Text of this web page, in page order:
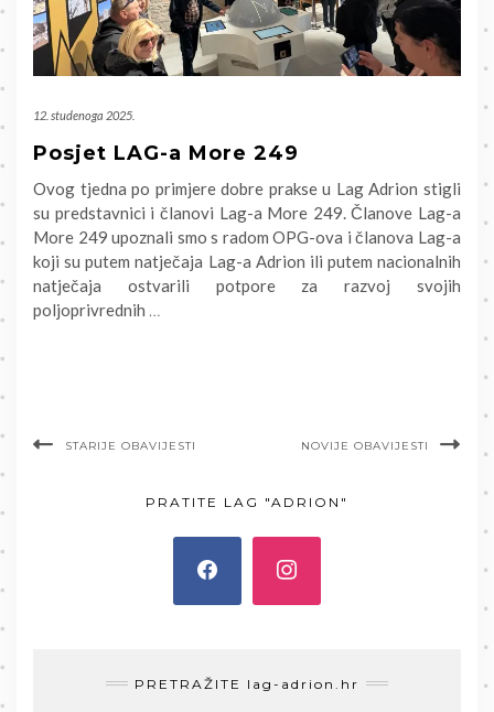
12. studenoga 2025.
Posjet LAG-a More 249
Ovog tjedna po primjere dobre prakse u Lag Adrion stigli
su predstavnici i članovi Lag-a More 249. Članove Lag-a
More 249 upoznali smo s radom OPG-ova i članova Lag-a
koji su putem natječaja Lag-a Adrion ili putem nacionalnih
natječaja ostvarili potpore za razvoj svojih
poljoprivrednih …
STARIJE OBAVIJESTI NOVIJE OBAVIJESTI
PRATITE LAG "ADRION"
PRETRAŽITE lag-adrion.hr